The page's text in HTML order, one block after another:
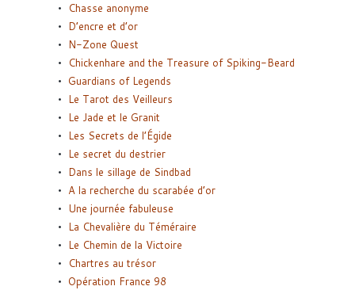
Chasse anonyme
D’encre et d’or
N-Zone Quest
Chickenhare and the Treasure of Spiking-Beard
Guardians of Legends
Le Tarot des Veilleurs
Le Jade et le Granit
Les Secrets de l’Égide
Le secret du destrier
Dans le sillage de Sindbad
A la recherche du scarabée d’or
Une journée fabuleuse
La Chevalière du Téméraire
Le Chemin de la Victoire
Chartres au trésor
Opération France 98